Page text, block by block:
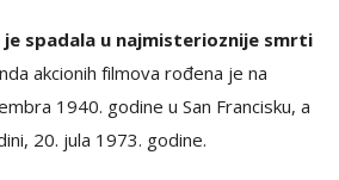
je spadala u najmisterioznije smrti
akcionih filmova rođena je na
1940. godine u San Francisku, a
20. jula 1973. godine.